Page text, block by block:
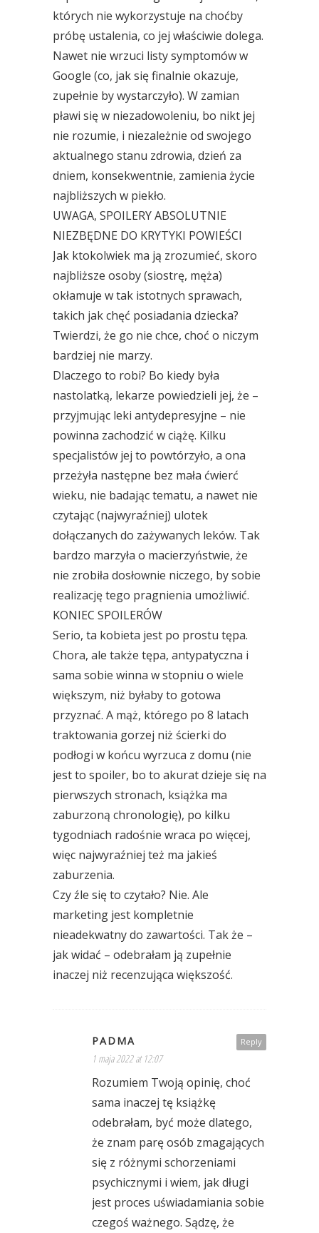
których nie wykorzystuje na choćby
próbę ustalenia, co jej właściwie dolega.
Nawet nie wrzuci listy symptomów w
Google (co, jak się finalnie okazuje,
zupełnie by wystarczyło). W zamian
pławi się w niezadowoleniu, bo nikt jej
nie rozumie, i niezależnie od swojego
aktualnego stanu zdrowia, dzień za
dniem, konsekwentnie, zamienia życie
najbliższych w piekło.
UWAGA, SPOILERY ABSOLUTNIE
NIEZBĘDNE DO KRYTYKI POWIEŚCI
Jak ktokolwiek ma ją zrozumieć, skoro
najbliższe osoby (siostrę, męża)
okłamuje w tak istotnych sprawach,
takich jak chęć posiadania dziecka?
Twierdzi, że go nie chce, choć o niczym
bardziej nie marzy.
Dlaczego to robi? Bo kiedy była
nastolatką, lekarze powiedzieli jej, że –
przyjmując leki antydepresyjne – nie
powinna zachodzić w ciążę. Kilku
specjalistów jej to powtórzyło, a ona
przeżyła następne bez mała ćwierć
wieku, nie badając tematu, a nawet nie
czytając (najwyraźniej) ulotek
dołączanych do zażywanych leków. Tak
bardzo marzyła o macierzyństwie, że
nie zrobiła dosłownie niczego, by sobie
realizację tego pragnienia umożliwić.
KONIEC SPOILERÓW
Serio, ta kobieta jest po prostu tępa.
Chora, ale także tępa, antypatyczna i
sama sobie winna w stopniu o wiele
większym, niż byłaby to gotowa
przyznać. A mąż, którego po 8 latach
traktowania gorzej niż ścierki do
podłogi w końcu wyrzuca z domu (nie
jest to spoiler, bo to akurat dzieje się na
pierwszych stronach, książka ma
zaburzoną chronologię), po kilku
tygodniach radośnie wraca po więcej,
więc najwyraźniej też ma jakieś
zaburzenia.
Czy źle się to czytało? Nie. Ale
marketing jest kompletnie
nieadekwatny do zawartości. Tak że –
jak widać – odebrałam ją zupełnie
inaczej niż recenzująca większość.
Reply
PADMA
1 maja 2022 at 12:07
Rozumiem Twoją opinię, choć
sama inaczej tę książkę
odebrałam, być może dlatego,
że znam parę osób zmagających
się z różnymi schorzeniami
psychicznymi i wiem, jak długi
jest proces uświadamiania sobie
czegoś ważnego. Sądzę, że